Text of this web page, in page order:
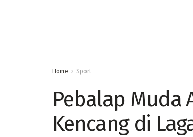
Home Sport
Pebalap Muda
Kencang di